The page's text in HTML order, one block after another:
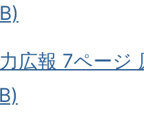
広報 7ページ